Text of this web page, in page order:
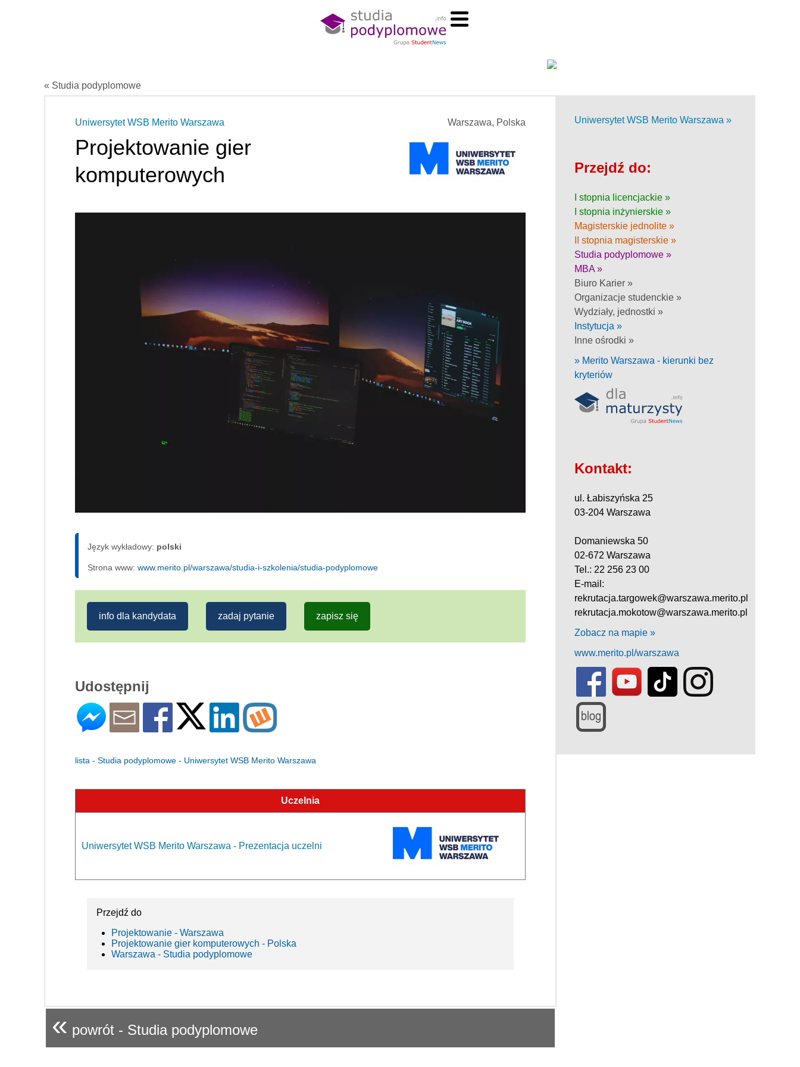
« Studia podyplomowe
Warszawa, Polska
Uniwersytet WSB Merito Warszawa
Projektowanie gier
komputerowych
Język wykładowy: polski
Strona www: www.merito.pl/warszawa/studia-i-szkolenia/studia-podyplomowe
info dla kandydata zadaj pytanie zapisz się
Udostępnij
lista - Studia podyplomowe - Uniwersytet WSB Merito Warszawa
Uczelnia
Uniwersytet WSB Merito Warszawa - Prezentacja uczelni
Przejdź do
Projektowanie - Warszawa
Projektowanie gier komputerowych - Polska
Warszawa - Studia podyplomowe
« powrót - Studia podyplomowe
Uniwersytet WSB Merito Warszawa »
Przejdź do:
I stopnia licencjackie »
I stopnia inżynierskie »
Magisterskie jednolite »
II stopnia magisterskie »
Studia podyplomowe »
MBA »
Biuro Karier »
Organizacje studenckie »
Wydziały, jednostki »
Instytucja »
Inne ośrodki »
» Merito Warszawa - kierunki bez
kryteriów
Kontakt:
ul. Łabiszyńska 25
03-204 Warszawa
Domaniewska 50
02-672 Warszawa
Tel.: 22 256 23 00
E-mail:
rekrutacja.targowek@warszawa.merito.pl
rekrutacja.mokotow@warszawa.merito.pl
Zobacz na mapie »
www.merito.pl/warszawa